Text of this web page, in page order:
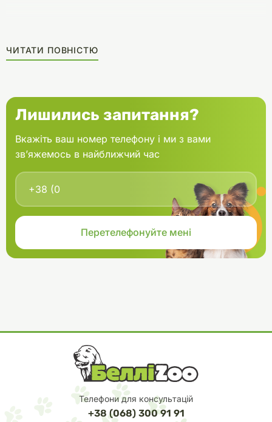
ЧИТАТИ ПОВНІСТЮ
Лишились запитання?
Вкажіть ваш номер телефону і ми з вами
зв’яжемось в найближчий час
Телефони для консультацій
+38 (068) 300 91 91